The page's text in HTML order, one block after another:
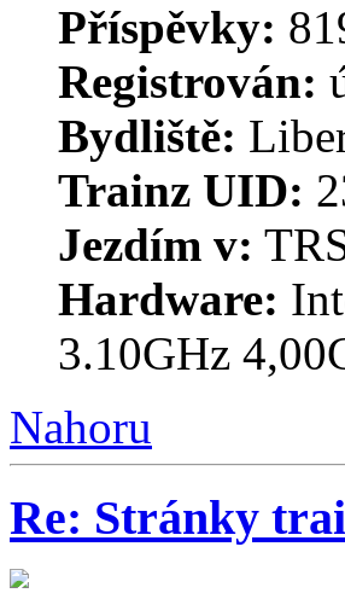
Příspěvky:
Registrován:
Bydliště:
Trainz UID:
Jezdím v:
Hardware:
3.10GHz
Nahoru
Re: Stránky